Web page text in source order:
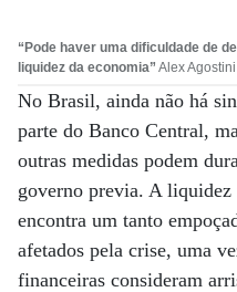
“Pode haver uma dificuldade de
liquidez da economia” Alex
No Brasil, ainda não há
parte do Banco Central,
outras medidas podem
governo previa. A liquidez
encontra um tanto
afetados pela crise, uma
financeiras consideram